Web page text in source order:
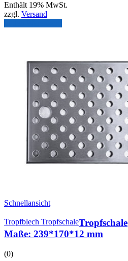
Enthält 19% MwSt.
zzgl. Versand
Schnellansicht
Tropfblech TropfschaleTropfschale
Maße: 239*170*12 mm
(0)